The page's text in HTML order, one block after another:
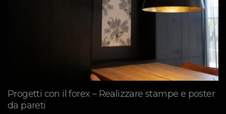
Progetti con il forex – Realizzare stampe e poster
da pareti